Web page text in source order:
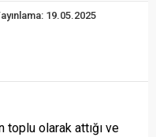
19.05.2025
toplu olarak attığı ve